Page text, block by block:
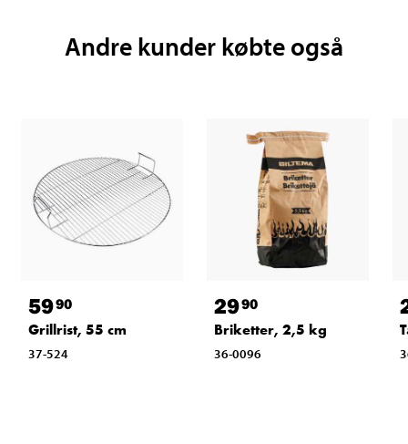
Andre kunder købte også
5990
Grillrist, 55 cm
37-524
2990
Briketter, 2,5 kg
36-0096